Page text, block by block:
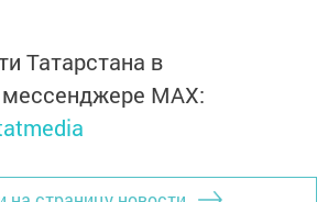
Татарстана в
MАХ: